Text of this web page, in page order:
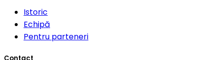
Istoric
Echipă
Pentru parteneri